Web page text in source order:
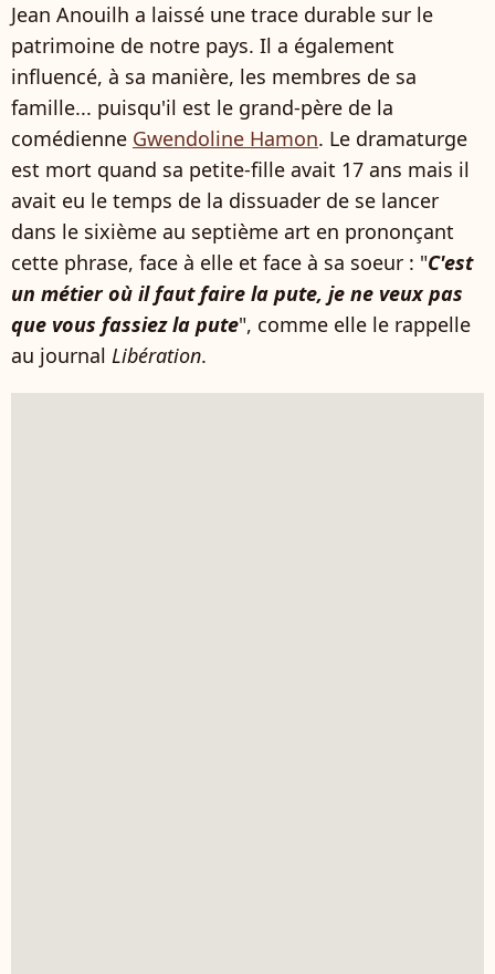
Jean Anouilh a laissé une trace durable sur le
patrimoine de notre pays. Il a également
influencé, à sa manière, les membres de sa
famille... puisqu'il est le grand-père de la
comédienne Gwendoline Hamon. Le dramaturge
est mort quand sa petite-fille avait 17 ans mais il
avait eu le temps de la dissuader de se lancer
dans le sixième au septième art en prononçant
cette phrase, face à elle et face à sa soeur : "C'est
un métier où il faut faire la pute, je ne veux pas
que vous fassiez la pute", comme elle le rappelle
au journal Libération.